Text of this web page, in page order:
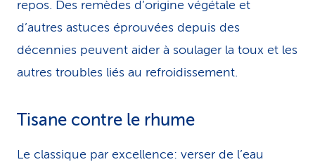
repos. Des remèdes d’origine végétale et
d’autres astuces éprouvées depuis des
décennies peuvent aider à soulager la toux et les
autres troubles liés au refroidissement.
Tisane contre le rhume
Le classique par excellence: verser de l’eau